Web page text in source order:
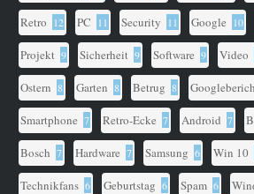
Retro 12 PC 11 Security 11 Google 10
Projekt 9 Sicherheit 9 Software 9 Video
Ostern 8 Garten 8 Betrug 8
Smartphone 7 Retro-Ecke 7 Android 7
Bosch 7 Hardware 7 Samsung 6 Win 10
Technikfans 6 Geburtstag 6 Spam 6